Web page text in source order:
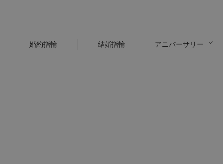
婚約指輪 結婚指輪 アニバーサリー